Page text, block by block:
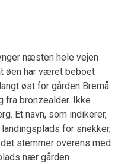
næsten hele vejen
øen har været beboet
øst for gården Bremå
fra bronzealder. Ikke
Et navn, som indikerer,
for snekker,
stemmer overens med
nær gården